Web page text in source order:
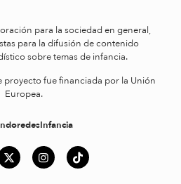
para la sociedad en general,
para la difusión de contenido
sobre temas de infancia.
proyecto fue financiada por la Unión
Europea.